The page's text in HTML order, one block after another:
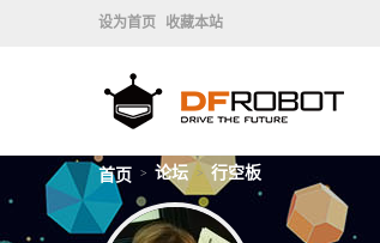
设为首页 收藏本站
首页 > 论坛 > 行空板